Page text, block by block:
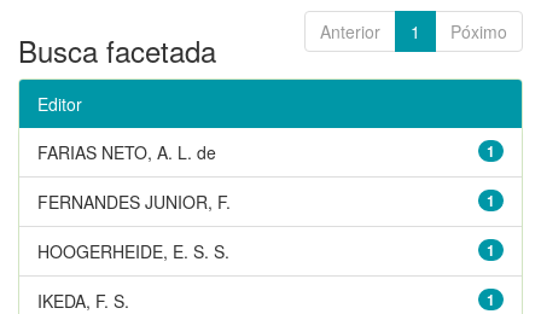
Anterior 1 Póximo
Busca facetada
Editor
1
FARIAS NETO, A. L. de
1
FERNANDES JUNIOR, F.
1
HOOGERHEIDE, E. S. S.
1
IKEDA, F. S.